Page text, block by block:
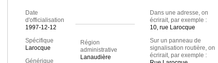
Date
d'officialisation
1997-12-12
Spécifique
Larocque
Générique
Région
administrative
Lanaudière
Dans une adresse, on
écrirait, par exemple :
10, rue Larocque
Sur un panneau de
signalisation routière, on
écrirait, par exemple :